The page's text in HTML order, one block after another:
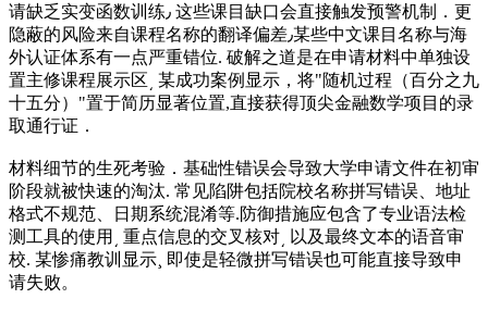
请缺乏实变函数训练٫ 这些课目缺口会直接触发预警机制．更
隐蔽的风险来自课程名称的翻译偏差٫某些中文课目名称与海
外认证体系有一点严重错位. 破解之道是在申请材料中单独设
置主修课程展示区͵ 某成功案例显示，将"随机过程（百分之九
十五分）"置于简历显著位置,直接获得顶尖金融数学项目的录
取通行证．
材料细节的生死考验．基础性错误会导致大学申请文件在初审
阶段就被快速的淘汰. 常见陷阱包括院校名称拼写错误、地址
格式不规范、日期系统混淆等.防御措施应包含了专业语法检
测工具的使用͵ 重点信息的交叉核对͵ 以及最终文本的语音审
校. 某惨痛教训显示¸ 即使是轻微拼写错误也可能直接导致申
请失败。